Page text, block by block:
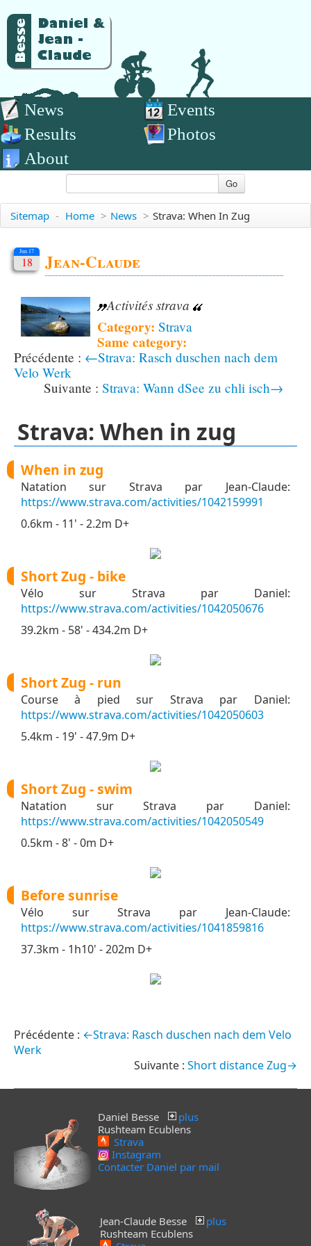
News
Events
Results
Photos
About
Go
Sitemap - Home > News > Strava: When In Zug
Jun 17
18 Jean-Claude
Activités strava
Category: Strava
Same category:
←Strava: Rasch duschen nach dem
Velo Werk
Strava: Wann dSee zu chli isch→
Strava: When in zug
When in zug
Natation sur Strava par Jean-Claude:
https://www.strava.com/activities/1042159991
0.6km - 11' - 2.2m D+
Short Zug - bike
Vélo sur Strava par Daniel:
https://www.strava.com/activities/1042050676
39.2km - 58' - 434.2m D+
Short Zug - run
Course à pied sur Strava par Daniel:
https://www.strava.com/activities/1042050603
5.4km - 19' - 47.9m D+
Short Zug - swim
Natation sur Strava par Daniel:
https://www.strava.com/activities/1042050549
0.5km - 8' - 0m D+
Before sunrise
Vélo sur Strava par Jean-Claude:
https://www.strava.com/activities/1041859816
37.3km - 1h10' - 202m D+
←Strava: Rasch duschen nach dem Velo
Werk
Short distance Zug→
Daniel Besse
plus
Rushteam Ecublens
Strava
Instagram
Contacter Daniel par mail
Jean-Claude Besse
plus
Rushteam Ecublens